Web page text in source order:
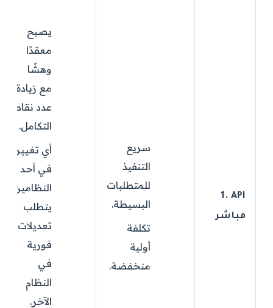
1. API
مباشر
سريع
التنفيذ
للمتطلبات
البسيطة.
تكلفة
أولية
منخفضة.
يصبح
معقدًا
وهشًا
مع زيادة
عدد نقاط
التكامل.
أي تغيير
في أحد
النظامين
يتطلب
تعديلات
فورية
في
النظام
الآخر.